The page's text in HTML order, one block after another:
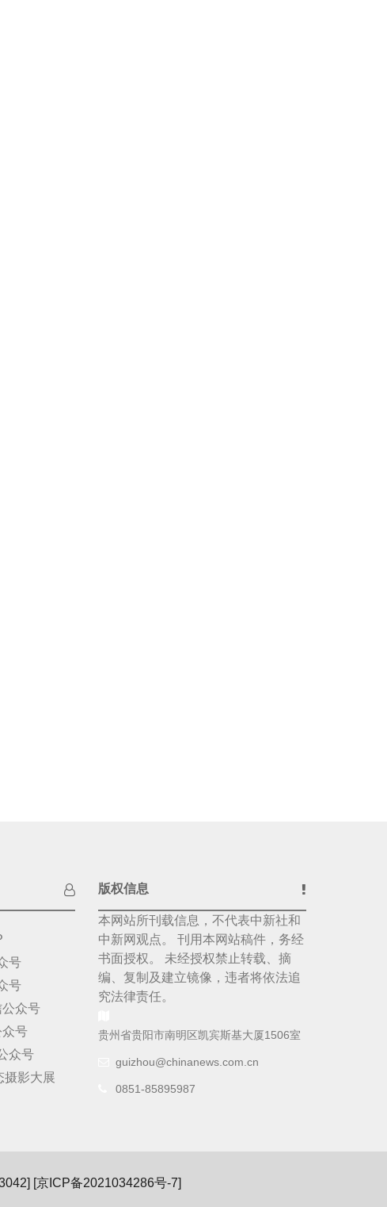
号
号
众号
众号
众号
摄影大展
版权信息
本网站所刊载信息，不代表中新社和
中新网观点。 刊用本网站稿件，务经
书面授权。 未经授权禁止转载、摘
编、复制及建立镜像，违者将依法追
究法律责任。
贵州省贵阳市南明区凯宾斯基大厦1506室
guizhou@chinanews.com.cn
0851-85895987
[京ICP备2021034286号-7]